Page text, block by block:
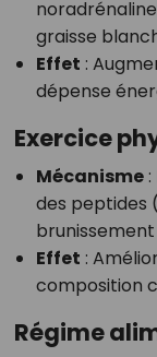
graisse
Effet :
dépense
Exercice
Mécanisme:
des peptides
Effet :
composition
Régime